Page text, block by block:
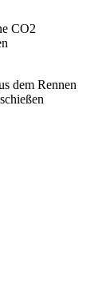
CO2
dem Rennen